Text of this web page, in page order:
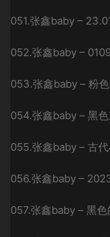
051.张鑫baby –
052.张鑫baby –
053.张鑫baby – 粉
054.张鑫baby – 黑
055.张鑫baby – 古
056.张鑫baby –
057.张鑫baby – 黑